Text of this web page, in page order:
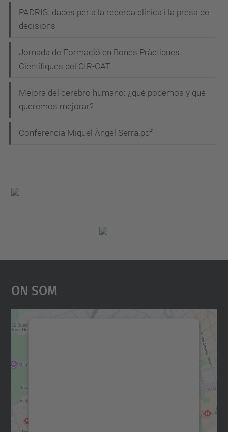
PADRIS: dades per a la recerca clínica i la presa de
decisions
Jornada de Formació en Bones Pràctiques
Científiques del CIR-CAT
Mejora del cerebro humano: ¿qué podemos y qué
queremos mejorar?
Conferencia Miquel Àngel Serra.pdf
On Som